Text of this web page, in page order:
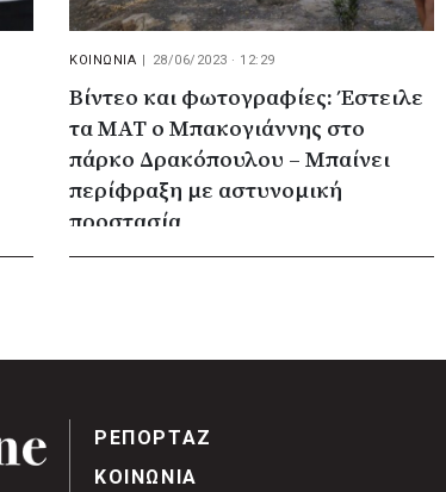
ΚΟΙΝΩΝΙΑ | 28/06/2023 · 12:29
Βίντεο και φωτογραφίες: Έστειλε
τα ΜΑΤ ο Μπακογιάννης στο
πάρκο Δρακόπουλου – Μπαίνει
περίφραξη με αστυνομική
προστασία
ΡΕΠΟΡΤΑΖ
ΚΟΙΝΩΝΙΑ